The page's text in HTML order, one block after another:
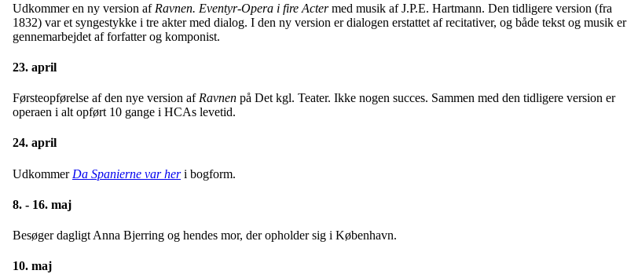
Udkommer en ny version af Ravnen. Eventyr-Opera i fire Actermed musik af J.P.E. Hartmann. Den tidligere version (fra
1832) var et syngestykke i tre akter med dialog. I den ny version er dialogen erstattet af recitativer, og både tekst og musik er
gennemarbejdet af forfatter og komponist.
23. april
Førsteopførelse af den nye version af Ravnen på Det kgl. Teater. Ikke nogen succes. Sammen med den tidligere version er
operaen i alt opført 10 gange i HCAs levetid.
24. april
Udkommer Da Spanierne var heri bogform.
8. - 16. maj
Besøger dagligt Anna Bjerring og hendes mor, der opholder sig i København.
10. maj